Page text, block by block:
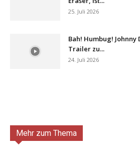
25. Juli 2026
Bah! Humbug! Johnny
Trailer zu...
24. Juli 2026
Mehr zum Thema